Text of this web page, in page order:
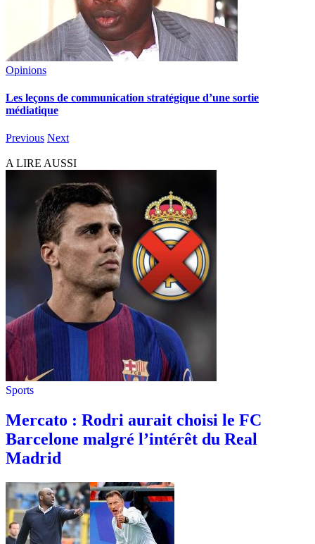
Opinions
Les leçons de communication stratégique d’une sortie
médiatique
Previous Next
A LIRE AUSSI
Sports
Mercato : Rodri aurait choisi le FC
Barcelone malgré l’intérêt du Real
Madrid